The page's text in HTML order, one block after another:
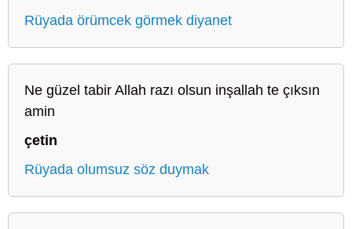
Rüyada örümcek görmek diyanet
Ne güzel tabir Allah razı olsun inşallah te çıksın
amin
çetin
Rüyada olumsuz söz duymak